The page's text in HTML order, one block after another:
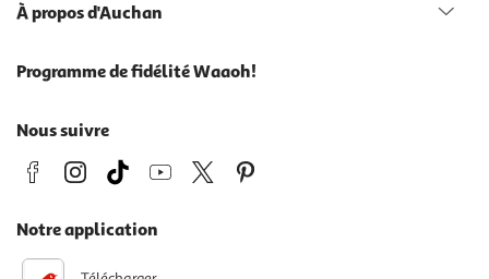
À propos d'Auchan
Programme de fidélité Waaoh!
Nous suivre
Notre application